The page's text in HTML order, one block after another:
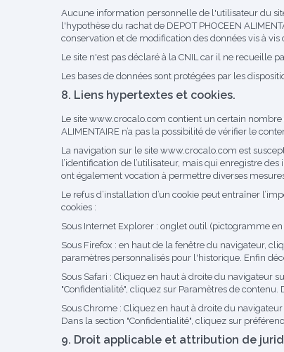
Aucune information personnelle de l'utilisateur du
l'hypothèse du rachat de DEPOT PHOCEEN
conservation et de modification des données vis à
Le site n'est pas déclaré à la CNIL car il ne recueille
Les bases de données sont protégées par les
8. Liens hypertextes et cookies.
Le site www.crocalo.com contient un certain nombre
ALIMENTAIRE n’a pas la possibilité de vérifier le
La navigation sur le site www.crocalo.com est
l’identification de l’utilisateur, mais qui enregistre
ont également vocation à permettre diverses
Le refus d’installation d’un cookie peut entraîner
cookies :
Sous Internet Explorer : onglet outil (pictogramme
Sous Firefox : en haut de la fenêtre du navigateur,
paramètres personnalisés pour l'historique. Enfin
Sous Safari : Cliquez en haut à droite du navigateur
"Confidentialité", cliquez sur Paramètres de contenu.
Sous Chrome : Cliquez en haut à droite du
Dans la section "Confidentialité", cliquez sur
9. Droit applicable et attribution de